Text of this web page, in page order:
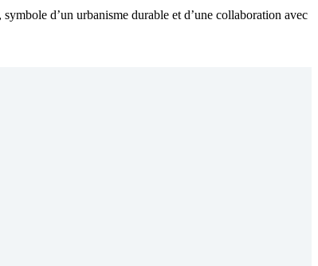
d’un urbanisme durable et d’une collaboration avec